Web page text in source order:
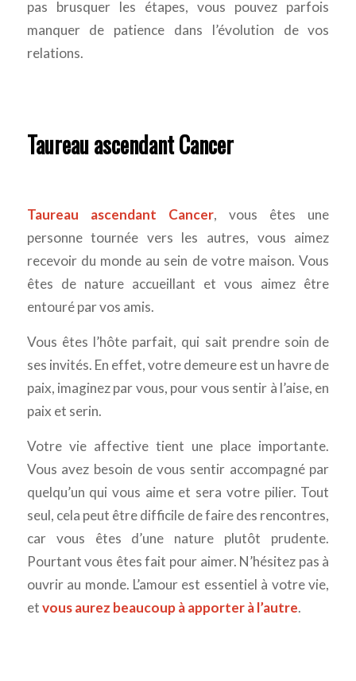
pas brusquer les étapes, vous pouvez parfois
manquer de patience dans l’évolution de vos
relations.
Taureau ascendant Cancer
Taureau ascendant Cancer, vous êtes une
personne tournée vers les autres, vous aimez
recevoir du monde au sein de votre maison. Vous
êtes de nature accueillant et vous aimez être
entouré par vos amis.
Vous êtes l’hôte parfait, qui sait prendre soin de
ses invités. En effet, votre demeure est un havre de
paix, imaginez par vous, pour vous sentir à l’aise, en
paix et serin.
Votre vie affective tient une place importante.
Vous avez besoin de vous sentir accompagné par
quelqu’un qui vous aime et sera votre pilier. Tout
seul, cela peut être difficile de faire des rencontres,
car vous êtes d’une nature plutôt prudente.
Pourtant vous êtes fait pour aimer. N’hésitez pas à
ouvrir au monde. L’amour est essentiel à votre vie,
etvous aurez beaucoup à apporter à l’autre.